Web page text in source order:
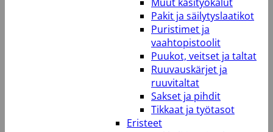
Pakit ja säilytyslaatikot
Puristimet ja
vaahtopistoolit
Puukot, veitset ja taltat
Ruuvauskärjet ja
ruuvitaltat
Sakset ja pihdit
Tikkaat ja työtasot
Eristeet